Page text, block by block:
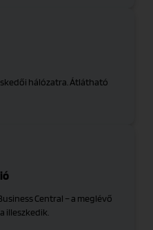
hálózatra. Átlátható
Central – a meglévő
illeszkedik.